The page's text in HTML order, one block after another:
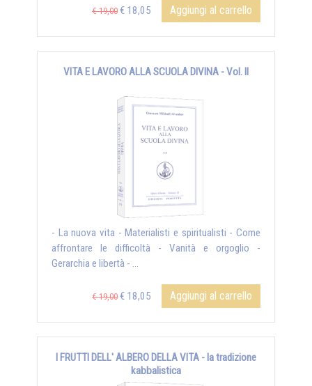
€ 19,00 € 18,05 Aggiungi al carrello
VITA E LAVORO ALLA SCUOLA DIVINA - Vol. II
- La nuova vita - Materialisti e spiritualisti - Come
affrontare le difficoltà - Vanità e orgoglio -
Gerarchia e libertà - ...
€ 19,00 € 18,05 Aggiungi al carrello
I FRUTTI DELL' ALBERO DELLA VITA - la tradizione
kabbalistica